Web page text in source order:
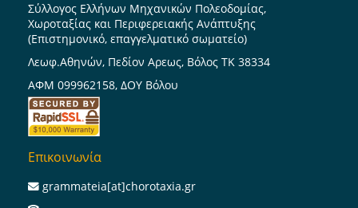
Σύλλογος Ελλήνων Μηχανικών Πολεοδομίας,
Χωροταξίας και Περιφερειακής Ανάπτυξης
(Επιστημονικό, επαγγελματικό σωματείο)
Λεωφ.Αθηνών, Πεδίον Αρεως, Βόλος ΤΚ 38334
ΑΦΜ 099962158, ΔΟΥ Βόλου
Επικοινωνία
grammateia[at]chorotaxia.gr